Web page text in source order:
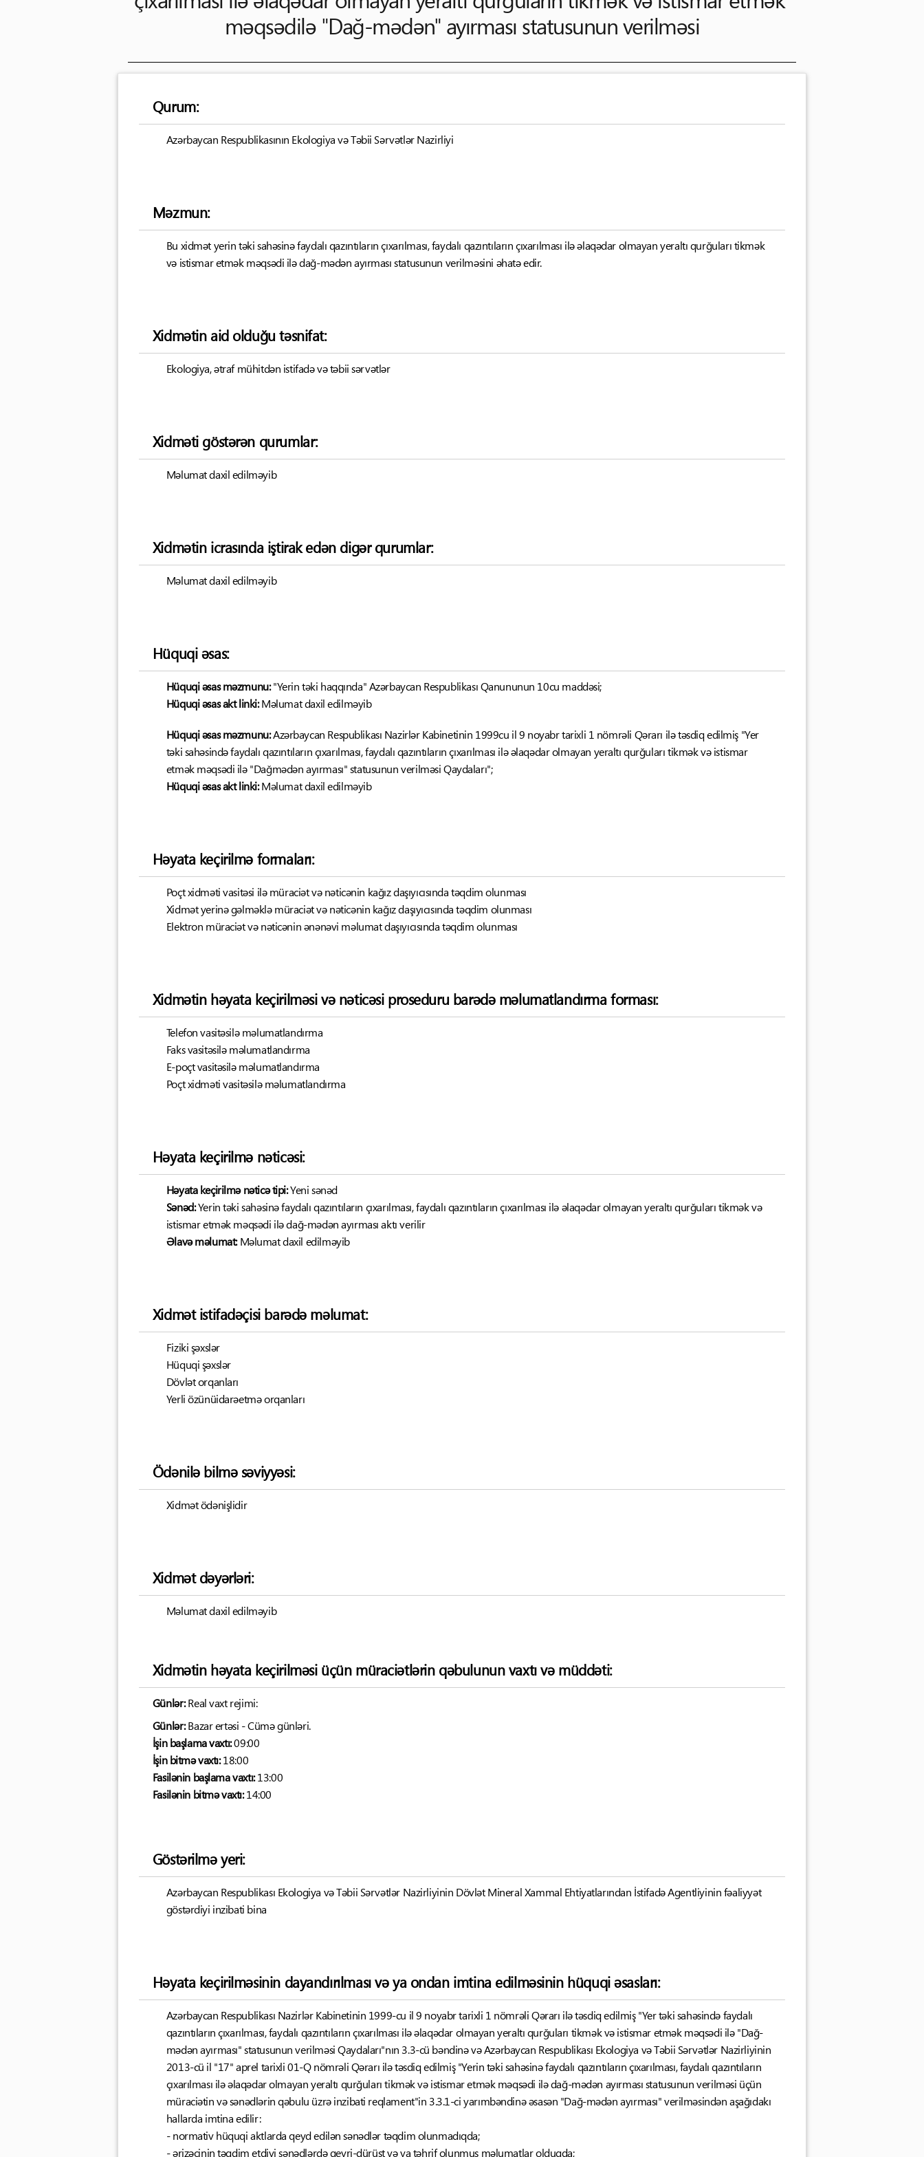
məqsədilə "Dağ-mədən" ayırması statusunun verilməsi
Qurum:
Azərbaycan Respublikasının Ekologiya və Təbii Sərvətlər Nazirliyi
Məzmun:
Bu xidmət yerin təki sahəsinə faydalı qazıntıların çıxarılması, faydalı qazıntıların çıxarılması ilə əlaqədar olmayan yeraltı qurğuları tikmək
və istismar etmək məqsədi ilə dağ-mədən ayırması statusunun verilməsini əhatə edir.
Xidmətin aid olduğu təsnifat:
Ekologiya, ətraf mühitdən istifadə və təbii sərvətlər
Xidməti göstərən qurumlar:
Məlumat daxil edilməyib
Xidmətin icrasında iştirak edən digər qurumlar:
Məlumat daxil edilməyib
Hüquqi əsas:
Hüquqi əsas məzmunu:"Yerin təki haqqında" Azərbaycan Respublikası Qanununun 10cu maddəsi;
Hüquqi əsas akt linki:Məlumat daxil edilməyib
Hüquqi əsas məzmunu:Azərbaycan Respublikası Nazirlər Kabinetinin 1999cu il 9 noyabr tarixli 1 nömrəli Qərarı ilə təsdiq edilmiş "Yer
təki sahəsində faydalı qazıntıların çıxarılması, faydalı qazıntıların çıxarılması ilə əlaqədar olmayan yeraltı qurğuları tikmək və istismar
etmək məqsədi ilə "Dağmədən ayırması" statusunun verilməsi Qaydaları";
Hüquqi əsas akt linki:Məlumat daxil edilməyib
Həyata keçirilmə formaları:
Poçt xidməti vasitəsi ilə müraciət və nəticənin kağız daşıyıcısında təqdim olunması
Xidmət yerinə gəlməklə müraciət və nəticənin kağız daşıyıcısında təqdim olunması
Elektron müraciət və nəticənin ənənəvi məlumat daşıyıcısında təqdim olunması
Xidmətin həyata keçirilməsi və nəticəsi proseduru barədə məlumatlandırma forması:
Telefon vasitəsilə məlumatlandırma
Faks vasitəsilə məlumatlandırma
E-poçt vasitəsilə məlumatlandırma
Poçt xidməti vasitəsilə məlumatlandırma
Həyata keçirilmə nəticəsi:
Həyata keçirilmə nəticə tipi:Yeni sənəd
Sənəd:Yerin təki sahəsinə faydalı qazıntıların çıxarılması, faydalı qazıntıların çıxarılması ilə əlaqədar olmayan yeraltı qurğuları tikmək və
istismar etmək məqsədi ilə dağ-mədən ayırması aktı verilir
Əlavə məlumat:Məlumat daxil edilməyib
Xidmət istifadəçisi barədə məlumat:
Fiziki şəxslər
Hüquqi şəxslər
Dövlət orqanları
Yerli özünüidarəetmə orqanları
Ödənilə bilmə səviyyəsi:
Xidmət ödənişlidir
Xidmət dəyərləri:
Məlumat daxil edilməyib
Xidmətin həyata keçirilməsi üçün müraciətlərin qəbulunun vaxtı və müddəti:
Günlər:Real vaxt rejimi:
Günlər:Bazar ertəsi - Cümə günləri.
İşin başlama vaxtı:09:00
İşin bitmə vaxtı:18:00
Fasilənin başlama vaxtı:13:00
Fasilənin bitmə vaxtı:14:00
Göstərilmə yeri:
Azərbaycan Respublikası Ekologiya və Təbii Sərvətlər Nazirliyinin Dövlət Mineral Xammal Ehtiyatlarından İstifadə Agentliyinin fəaliyyət
göstərdiyi inzibati bina
Həyata keçirilməsinin dayandırılması və ya ondan imtina edilməsinin hüquqi əsasları:
Azərbaycan Respublikası Nazirlər Kabinetinin 1999-cu il 9 noyabr tarixli 1 nömrəli Qərarı ilə təsdiq edilmiş "Yer təki sahəsində faydalı
qazıntıların çıxarılması, faydalı qazıntıların çıxarılması ilə əlaqədar olmayan yeraltı qurğuları tikmək və istismar etmək məqsədi ilə "Dağ-
mədən ayırması" statusunun verilməsi Qaydaları"nın 3.3-cü bəndinə və Azərbaycan Respublikası Ekologiya və Təbii Sərvətlər Nazirliyinin
2013-cü il "17" aprel tarixli 01-Q nömrəli Qərarı ilə təsdiq edilmiş "Yerin təki sahəsinə faydalı qazıntıların çıxarılması, faydalı qazıntıların
çıxarılması ilə əlaqədar olmayan yeraltı qurğuları tikmək və istismar etmək məqsədi ilə dağ-mədən ayırması statusunun verilməsi üçün
müraciətin və sənədlərin qəbulu üzrə inzibati reqlament"in 3.3.1-ci yarımbəndinə əsasən "Dağ-mədən ayırması" verilməsindən aşağıdakı
hallarda imtina edilir:
- normativ hüquqi aktlarda qeyd edilən sənədlər təqdim olunmadıqda;
- ərizəçinin təqdim etdiyi sənədlərdə qeyri-dürüst və ya təhrif olunmuş məlumatlar olduqda;